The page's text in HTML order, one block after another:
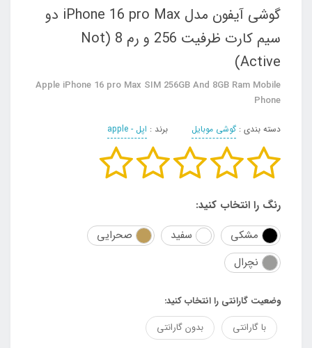
گوشی آیفون مدل iPhone 16 pro Max دو
سیم‌ کارت ظرفیت 256 و رم 8 (Not
Active)
Apple iPhone 16 pro Max SIM 256GB And 8GB Ram Mobile
Phone
دسته بندی : گوشی موبایل برند : اپل - apple
رنگ را انتخاب کنید:
مشکی
سفید
صحرایی
نچرال
وضعیت گارانتی را انتخاب کنید:
با گارانتی
بدون گارانتی